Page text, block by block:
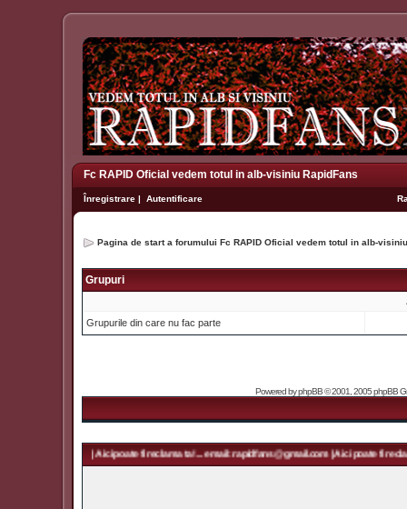
Fc RAPID Oficial vedem totul in alb-visiniu RapidFans
Înregistrare | Autentificare
Pagina de start a forumului Fc RAPID Oficial vedem totul in alb-
Grupuri
Grupurile din care nu fac parte
Powered byphpBB© 2001, 2005 phpBB
| Aici poate fi reclama ta! ... email: rapidfans@gmail.com | Aici poate fi